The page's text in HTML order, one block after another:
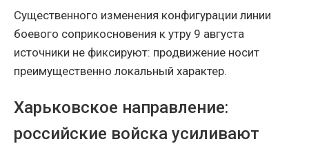
Существенного изменения конфигурации линии
боевого соприкосновения к утру 9 августа
источники не фиксируют: продвижение носит
преимущественно локальный характер.
Харьковское направление:
российские войска усиливают